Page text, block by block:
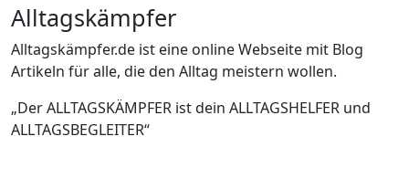
Alltagskämpfer
Alltagskämpfer.de ist eine online Webseite mit Blog
Artikeln für alle, die den Alltag meistern wollen.
„Der ALLTAGSKÄMPFER ist dein ALLTAGSHELFER und
ALLTAGSBEGLEITER“